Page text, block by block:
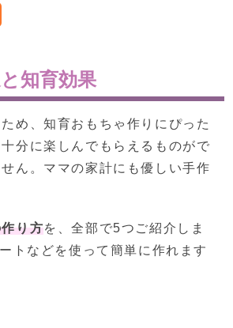
知育効果
め、知育おもちゃ作りにぴった
分に楽しんでもらえるものがで
ん。ママの家計にも優しい手作
り方を、全部で5つご紹介しま
トなどを使って簡単に作れます